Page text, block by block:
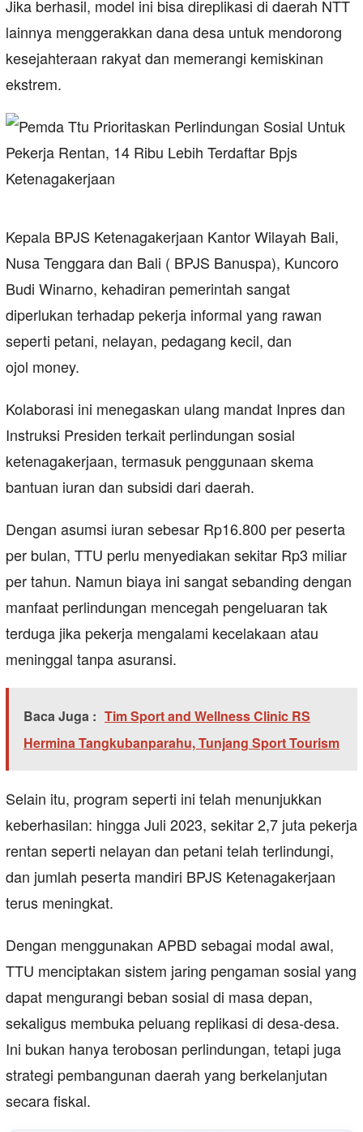
Jika berhasil, model ini bisa direplikasi di daerah NTT
lainnya menggerakkan dana desa untuk mendorong
kesejahteraan rakyat dan memerangi kemiskinan
ekstrem.
Kepala BPJS Ketenagakerjaan Kantor Wilayah Bali,
Nusa Tenggara dan Bali ( BPJS Banuspa), Kuncoro
Budi Winarno, kehadiran pemerintah sangat
diperlukan terhadap pekerja informal yang rawan
seperti petani, nelayan, pedagang kecil, dan
ojol money.
Kolaborasi ini menegaskan ulang mandat Inpres dan
Instruksi Presiden terkait perlindungan sosial
ketenagakerjaan, termasuk penggunaan skema
bantuan iuran dan subsidi dari daerah.
Dengan asumsi iuran sebesar Rp16.800 per peserta
per bulan, TTU perlu menyediakan sekitar Rp3 miliar
per tahun. Namun biaya ini sangat sebanding dengan
manfaat perlindungan mencegah pengeluaran tak
terduga jika pekerja mengalami kecelakaan atau
meninggal tanpa asuransi.
Baca Juga : Tim Sport and Wellness Clinic RS
Hermina Tangkubanparahu, Tunjang Sport Tourism
Selain itu, program seperti ini telah menunjukkan
keberhasilan: hingga Juli 2023, sekitar 2,7 juta pekerja
rentan seperti nelayan dan petani telah terlindungi,
dan jumlah peserta mandiri BPJS Ketenagakerjaan
terus meningkat.
Dengan menggunakan APBD sebagai modal awal,
TTU menciptakan sistem jaring pengaman sosial yang
dapat mengurangi beban sosial di masa depan,
sekaligus membuka peluang replikasi di desa-desa.
Ini bukan hanya terobosan perlindungan, tetapi juga
strategi pembangunan daerah yang berkelanjutan
secara fiskal.